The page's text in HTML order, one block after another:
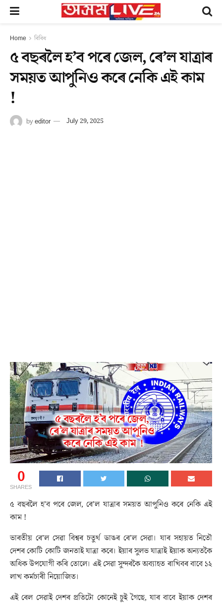
Home বিবিধ
৫ বছৰলৈ হ’ব পৰে জেল, ৰে’ল যাত্ৰাৰ
সময়ত আপুনিও কৰে নেকি এই কাম
!
byeditor July 29, 2025
0
SHARES
৫ বছৰলৈ হ’ব পৰে জেল, ৰে’ল যাত্ৰাৰ সময়ত আপুনিও কৰে নেকি এই
কাম !
ভাৰতীয় ৰে’ল সেৱা বিশ্বৰ চতুৰ্থ ডাঙৰ ৰে’ল সেৱা। যাৰ সহায়ত নিতৌ
দেশৰ কোটি কোটি জনতাই যাত্ৰা কৰে। ইয়াৰ সুলভ যাত্ৰাই ইয়াক অন্যতকৈ
অধিক উপযোগী কৰি তোলে। এই সেৱা সুন্দৰকৈ অব্যাহত ৰাখিবৰ বাবে ১২
লাখ কৰ্মচাৰী নিয়োজিত।
এই ৰেল সেৱাই দেশৰ প্ৰতিটো কোনেই চুই গৈছে, যাৰ বাবে ইয়াক দেশৰ